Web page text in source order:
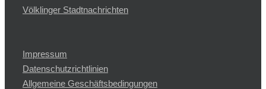
Völklinger Stadtnachrichten
Impressum
Datenschutzrichtlinien
Allgemeine Geschäftsbedingungen